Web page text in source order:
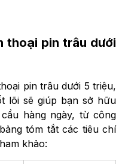
thoại pin trâu dưới
pin trâu dưới 5 triệu,
lõi sẽ giúp bạn sở hữu
hàng ngày, từ công
tóm tắt các tiêu chí
khảo: